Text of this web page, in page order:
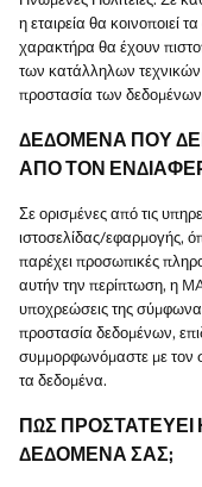
η εταιρεία θα κοινοποιεί
χαρακτήρα θα έχουν
των κατάλληλων
προστασία των
ΔΕΔΟΜΕΝΑ ΠΟΥ
ΑΠΟ ΤΟΝ
Σε ορισμένες από τις
ιστοσελίδας/εφαρμογής,
παρέχει προσωπικές
αυτήν την περίπτωση, η
υποχρεώσεις της
προστασία δεδομένων,
συμμορφωνόμαστε με τον
τα δεδομένα.
ΠΩΣ ΠΡΟΣΤΑΤΕΥΕΙ
ΔΕΔΟΜΕΝΑ ΣΑΣ;